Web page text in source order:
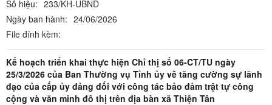
Số hiệu: 233/KH-UBND
Ngày ban hành: 24/06/2026
File đính kèm:
Kế hoạch triển khai thực hiện Chỉ thị số 06-CT/TU ngày
25/3/2026 của Ban Thường vụ Tỉnh ủy về tăng cường sự lãnh
đạo của cấp ủy đảng đối với công tác bảo đảm trật tự công
cộng và văn minh đô thị trên địa bàn xã Thiện Tân